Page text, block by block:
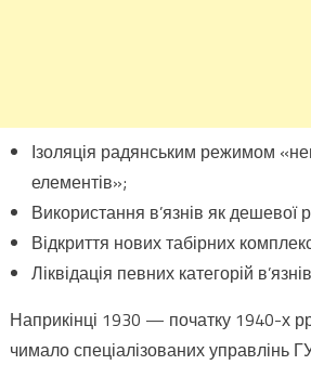
Ізоляція радянським режимом
елементів»;
Використання в’язнів як дешевої
Відкриття нових табірних
Ліквідація певних категорій
Наприкінці 1930 — початку 1940-х
чимало спеціалізованих управлінь